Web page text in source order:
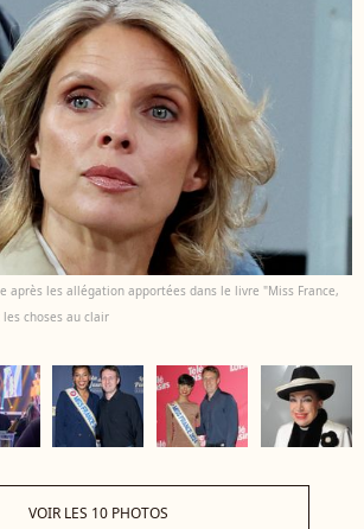
après les allégation apportées dans le livre "Miss France,
choses au clair
VOIR LES 10 PHOTOS